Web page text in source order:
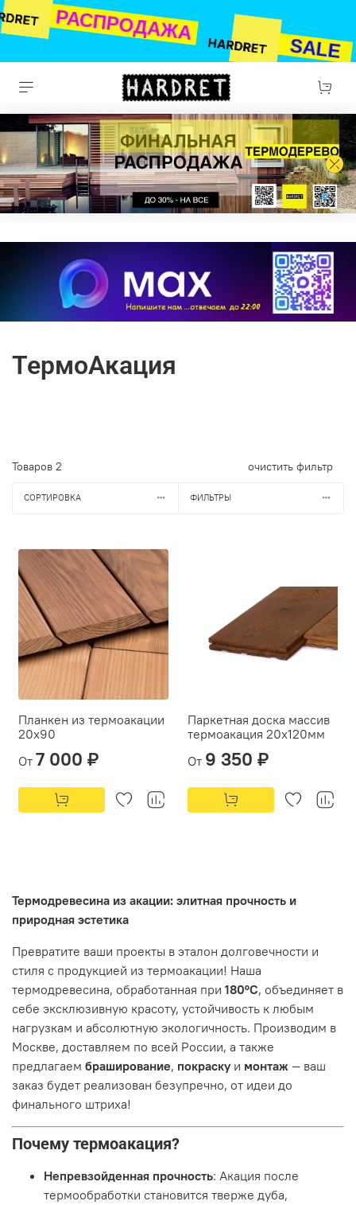
ТермоАкация
Товаров 2 очистить фильтр
СОРТИРОВКА ФИЛЬТРЫ
Планкен из термоакации
20х90
От 7 000 ₽
Паркетная доска массив
термоакация 20х120мм
От 9 350 ₽
Термодревесина из акации: элитная прочность и
природная эстетика
Превратите ваши проекты в эталон долговечности и
стиля с продукцией из термоакации! Наша
термодревесина, обработанная при 180°C, объединяет в
себе эксклюзивную красоту, устойчивость к любым
нагрузкам и абсолютную экологичность. Производим в
Москве, доставляем по всей России, а также
предлагаем браширование, покраску и монтаж — ваш
заказ будет реализован безупречно, от идеи до
финального штриха!
Почему термоакация?
Непревзойденная прочность: Акация после
термообработки становится тверже дуба,
РАСПРОДАЖА
SALE